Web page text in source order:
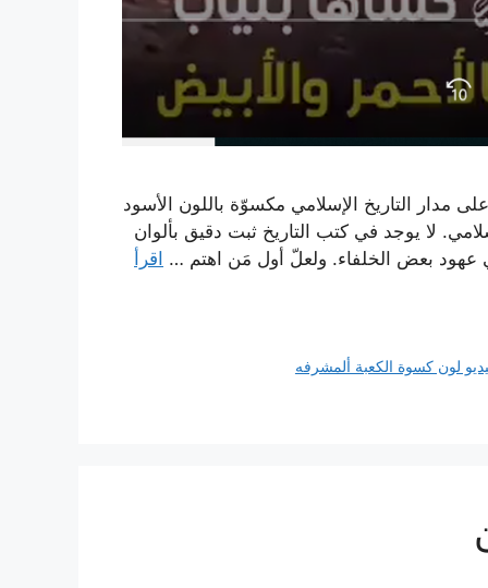
مدار التاريخ الإسلامي مكسوّة باللون الأسود
لا يوجد في كتب التاريخ ثبت دقيق بألوان
عهود بعض الخلفاء. ولعلّ أول مَن اهتم … اقرأ
لون كسوة الكعبة ألمشرفه